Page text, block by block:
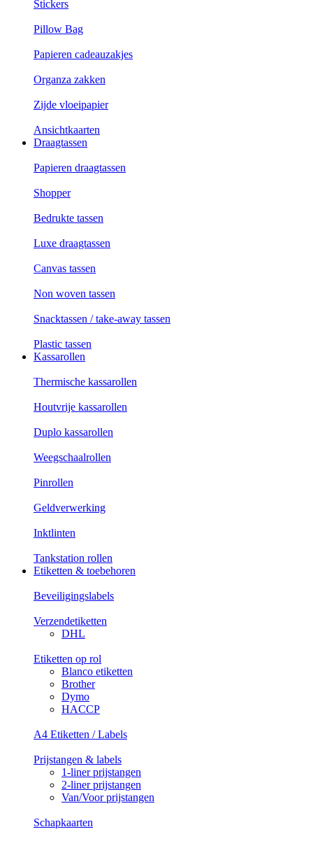
Stickers
Pillow Bag
Papieren cadeauzakjes
Organza zakken
Zijde vloeipapier
Ansichtkaarten
Draagtassen
Papieren draagtassen
Shopper
Bedrukte tassen
Luxe draagtassen
Canvas tassen
Non woven tassen
Snacktassen / take-away tassen
Plastic tassen
Kassarollen
Thermische kassarollen
Houtvrije kassarollen
Duplo kassarollen
Weegschaalrollen
Pinrollen
Geldverwerking
Inktlinten
Tankstation rollen
Etiketten & toebehoren
Beveiligingslabels
Verzendetiketten
DHL
Etiketten op rol
Blanco etiketten
Brother
Dymo
HACCP
A4 Etiketten / Labels
Prijstangen & labels
1-liner prijstangen
2-liner prijstangen
Van/Voor prijstangen
Schapkaarten